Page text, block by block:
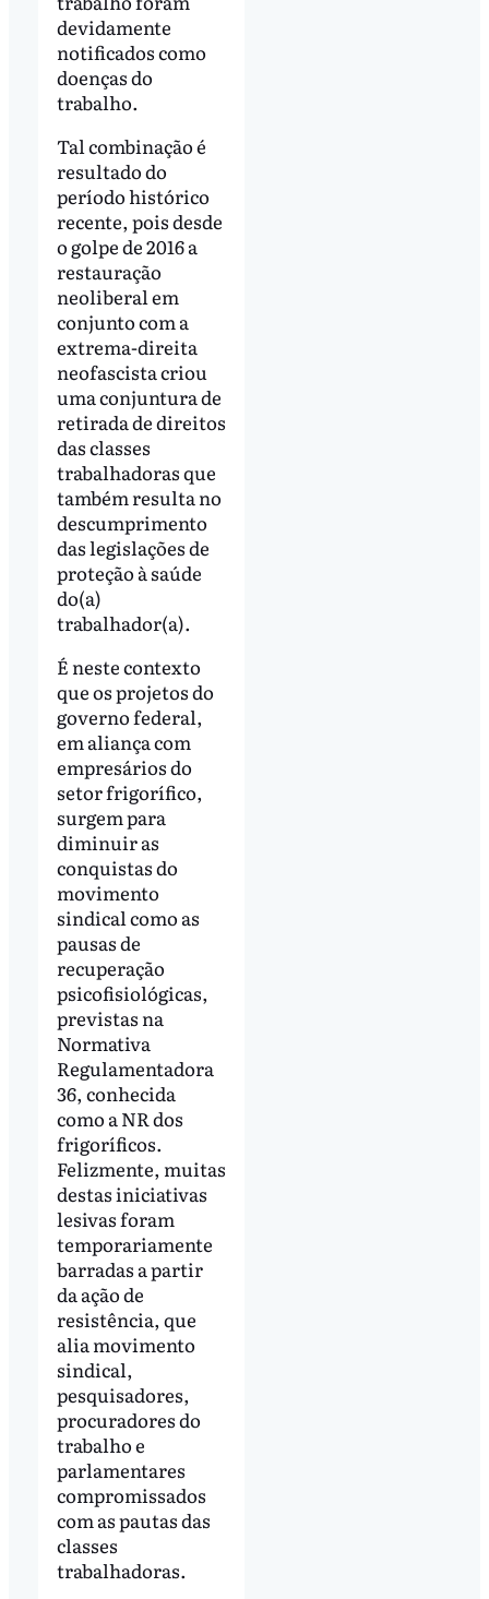
devidamente
notificados como
doenças do
trabalho.
Tal combinação é
resultado do
período histórico
recente, pois desde
o golpe de 2016 a
restauração
neoliberal em
conjunto com a
extrema-direita
neofascista criou
uma conjuntura de
retirada de direitos
das classes
trabalhadoras que
também resulta no
descumprimento
das legislações de
proteção à saúde
do(a)
trabalhador(a).
É neste contexto
que os projetos do
governo federal,
em aliança com
empresários do
setor frigorífico,
surgem para
diminuir as
conquistas do
movimento
sindical como as
pausas de
recuperação
psicofisiológicas,
previstas na
Normativa
Regulamentadora
36, conhecida
como a NR dos
frigoríficos.
Felizmente, muitas
destas iniciativas
lesivas foram
temporariamente
barradas a partir
da ação de
resistência, que
alia movimento
sindical,
pesquisadores,
procuradores do
trabalho e
parlamentares
compromissados
com as pautas das
classes
trabalhadoras.